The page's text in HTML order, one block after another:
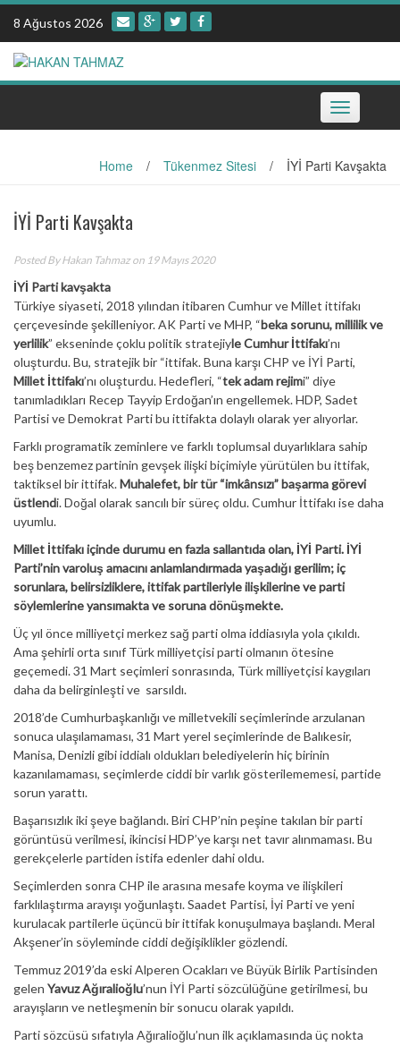
Skip
content
8 Ağustos 2026
Toggle
navigation
Home / Tükenmez Sitesi / İYİ Parti Kavşakta
İYİ Parti Kavşakta
Posted ByHakan Tahmazon 19 Mayıs 2020
İYİ Parti kavşakta
Türkiye siyaseti, 2018 yılından itibaren Cumhur ve Millet ittifakı
çerçevesinde şekilleniyor. AK Parti ve MHP, “beka sorunu, millilik ve
yerlilik” ekseninde çoklu politik stratejiyle Cumhur İttifakı’nı
oluşturdu. Bu, stratejik bir “ittifak. Buna karşı CHP ve İYİ Parti,
Millet İttifakı’nı oluşturdu. Hedefleri, “tek adam rejimi” diye
tanımladıkları Recep Tayyip Erdoğan’ın engellemek. HDP, Sadet
Partisi ve Demokrat Parti bu ittifakta dolaylı olarak yer alıyorlar.
Farklı programatik zeminlere ve farklı toplumsal duyarlıklara sahip
beş benzemez partinin gevşek ilişki biçimiyle yürütülen bu ittifak,
taktiksel bir ittifak.Muhalefet, bir tür “imkânsızı” başarma görevi
üstlendi. Doğal olarak sancılı bir süreç oldu. Cumhur İttifakı ise daha
uyumlu.
Millet İttifakı içinde durumu en fazla sallantıda olan, İYİ Parti. İYİ
Parti’nin varoluş amacını anlamlandırmada yaşadığı gerilim; iç
sorunlara, belirsizliklere, ittifak partileriyle ilişkilerine ve parti
söylemlerine yansımakta ve soruna dönüşmekte.
Üç yıl önce milliyetçi merkez sağ parti olma iddiasıyla yola çıkıldı.
Ama şehirli orta sınıf Türk milliyetçisi parti olmanın ötesine
geçemedi. 31 Mart seçimleri sonrasında, Türk milliyetçisi kaygıları
daha da belirginleşti ve sarsıldı.
2018’de Cumhurbaşkanlığı ve milletvekili seçimlerinde arzulanan
sonuca ulaşılamaması, 31 Mart yerel seçimlerinde de Balıkesir,
Manisa, Denizli gibi iddialı oldukları belediyelerin hiç birinin
kazanılamaması, seçimlerde ciddi bir varlık gösterilememesi, partide
sorun yarattı.
Başarısızlık iki şeye bağlandı. Biri CHP’nin peşine takılan bir parti
görüntüsü verilmesi, ikincisi HDP’ye karşı net tavır alınmaması. Bu
gerekçelerle partiden istifa edenler dahi oldu.
Seçimlerden sonra CHP ile arasına mesafe koyma ve ilişkileri
farklılaştırma arayışı yoğunlaştı. Saadet Partisi, İyi Parti ve yeni
kurulacak partilerle üçüncü bir ittifak konuşulmaya başlandı. Meral
Akşener’in söyleminde ciddi değişiklikler gözlendi.
Temmuz 2019’da eski Alperen Ocakları ve Büyük Birlik Partisinden
gelen Yavuz Ağıralioğlu’nun İYİ Parti sözcülüğüne getirilmesi, bu
arayışların ve netleşmenin bir sonucu olarak yapıldı.
Parti sözcüsü sıfatıyla Ağıralioğlu’nun ilk açıklamasında üç nokta